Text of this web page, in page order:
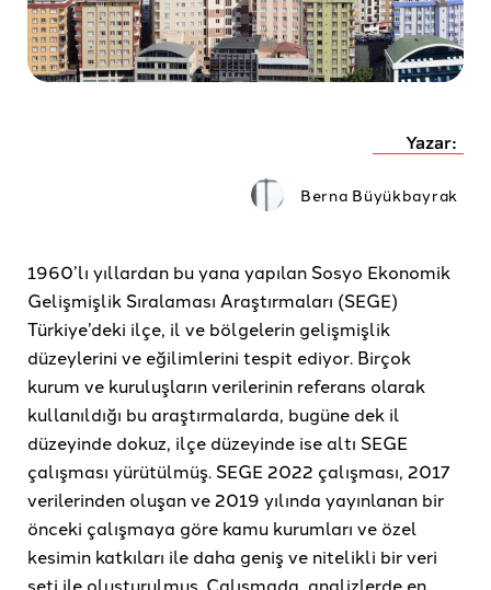
Yazar:
Berna Büyükbayrak
1960’lı yıllardan bu yana yapılan Sosyo Ekonomik
Gelişmişlik Sıralaması Araştırmaları (SEGE)
Türkiye’deki ilçe, il ve bölgelerin gelişmişlik
düzeylerini ve eğilimlerini tespit ediyor. Birçok
kurum ve kuruluşların verilerinin referans olarak
kullanıldığı bu araştırmalarda, bugüne dek il
düzeyinde dokuz, ilçe düzeyinde ise altı SEGE
çalışması yürütülmüş. SEGE 2022 çalışması, 2017
verilerinden oluşan ve 2019 yılında yayınlanan bir
önceki çalışmaya göre kamu kurumları ve özel
kesimin katkıları ile daha geniş ve nitelikli bir veri
seti ile oluşturulmuş. Çalışmada, analizlerde en